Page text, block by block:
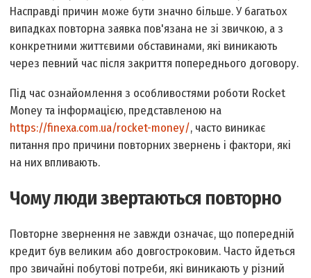
Насправді причин може бути значно більше. У багатьох
випадках повторна заявка пов'язана не зі звичкою, а з
конкретними життєвими обставинами, які виникають
через певний час після закриття попереднього договору.
Під час ознайомлення з особливостями роботи Rocket
Money та інформацією, представленою на
https://finexa.com.ua/rocket-money/, часто виникає
питання про причини повторних звернень і фактори, які
на них впливають.
Чому люди звертаються повторно
Повторне звернення не завжди означає, що попередній
кредит був великим або довгостроковим. Часто йдеться
про звичайні побутові потреби, які виникають у різний